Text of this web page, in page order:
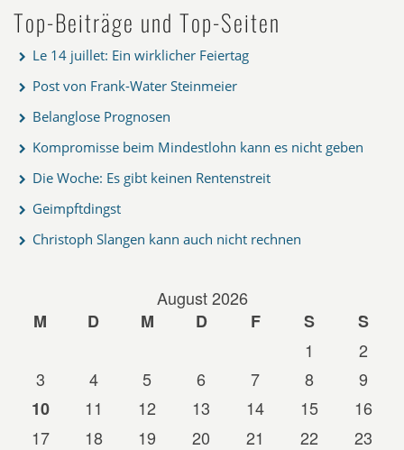
Top-Beiträge und Top-Seiten
Le 14 juillet: Ein wirklicher Feiertag
Post von Frank-Water Steinmeier
Belanglose Prognosen
Kompromisse beim Mindestlohn kann es nicht geben
Die Woche: Es gibt keinen Rentenstreit
Geimpftdingst
Christoph Slangen kann auch nicht rechnen
August 2026
M
D M D F S
S
1
2
3
4 5 6 7 8
9
10
11 12 13 14 15
16
17
18 19 20 21 22
23